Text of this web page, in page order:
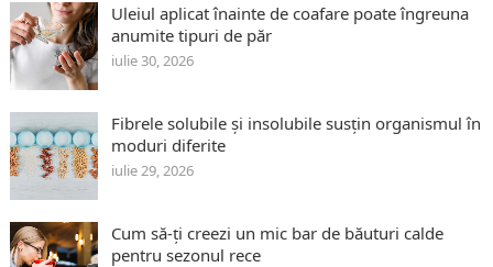
Uleiul aplicat înainte de coafare poate îngreuna
anumite tipuri de păr
iulie 30, 2026
Fibrele solubile și insolubile susțin organismul în
moduri diferite
iulie 29, 2026
Cum să-ți creezi un mic bar de băuturi calde
pentru sezonul rece